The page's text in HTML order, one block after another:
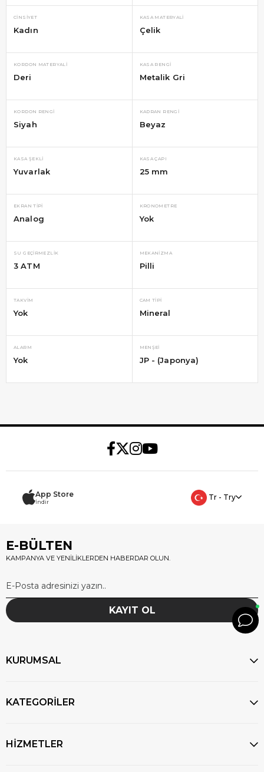
CINSIYET
Kadın
KASA MATERYALI
Çelik
KORDON MATERYALI
Deri
KASA RENGI
Metalik Gri
KORDON RENGI
Siyah
KADRAN RENGI
Beyaz
KASA ŞEKLI
Yuvarlak
KASA ÇAPI
25 mm
EKRAN TIPI
Analog
KRONOMETRE
Yok
SU GEÇIRMEZLIK
3 ATM
MEKANIZMA
Pilli
TAKVIM
Yok
CAM TIPI
Mineral
ALARM
Yok
MENŞEI
JP - (Japonya)
App Store
İndir
Tr - Try
E-BÜLTEN
KAMPANYA VE YENİLİKLERDEN HABERDAR OLUN.
KAYIT OL
KURUMSAL
KATEGORİLER
HİZMETLER